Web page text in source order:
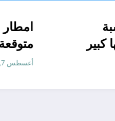
افريقية مناسبة
و مستقبلها كبير